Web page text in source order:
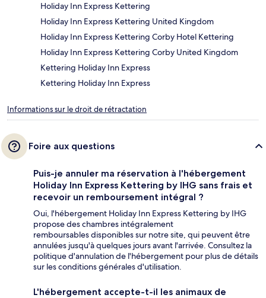
Holiday Inn Express Kettering
Holiday Inn Express Kettering United Kingdom
Holiday Inn Express Kettering Corby Hotel Kettering
Holiday Inn Express Kettering Corby United Kingdom
Kettering Holiday Inn Express
Kettering Holiday Inn Express
Informations sur le droit de rétractation
Foire aux questions
Puis-je annuler ma réservation à l'hébergement
Holiday Inn Express Kettering by IHG sans frais et
recevoir un remboursement intégral ?
Oui, l'hébergement Holiday Inn Express Kettering by IHG
propose des chambres intégralement
remboursables disponibles sur notre site, qui peuvent être
annulées jusqu'à quelques jours avant l'arrivée. Consultez la
politique d'annulation de l'hébergement pour plus de détails
sur les conditions générales d'utilisation.
L'hébergement accepte-t-il les animaux de